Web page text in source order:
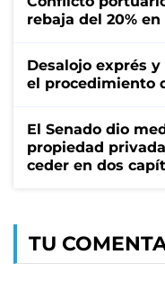
rebaja del 20%
Desalojo exprés
el procedimiento
El Senado dio
propiedad
ceder en dos
TU